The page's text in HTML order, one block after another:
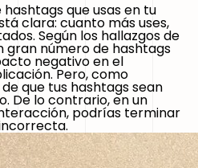
que usas en tu
clara: cuanto más uses,
Según los hallazgos de
gran número de hashtags
negativo en el
Pero, como
que tus hashtags sean
De lo contrario, en un
podrías terminar